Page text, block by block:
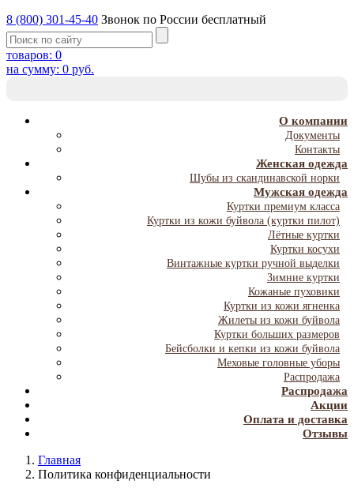
8 (800) 301-45-40 Звонок по России бесплатный
товаров: 0
на сумму: 0 руб.
О компании
Документы
Контакты
Женская одежда
Шубы из скандинавской норки
Мужская одежда
Куртки премиум класса
Куртки из кожи буйвола (куртки пилот)
Лётные куртки
Куртки косухи
Винтажные куртки ручной выделки
Зимние куртки
Кожаные пуховики
Куртки из кожи ягненка
Жилеты из кожи буйвола
Куртки больших размеров
Бейсболки и кепки из кожи буйвола
Меховые головные уборы
Распродажа
Распродажа
Акции
Оплата и доставка
Отзывы
Главная
Политика конфиденциальности